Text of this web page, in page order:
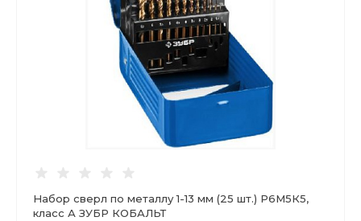
Набор сверл по металлу 1-13 мм (25 шт.) Р6М5К5,
класс А ЗУБР КОБАЛЬТ